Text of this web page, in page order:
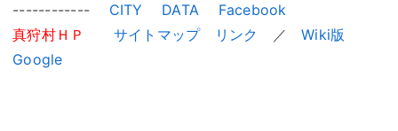
------------ CITY DATA
Facebook
真狩村ＨＰ
サイトマップ リンク ／ Wiki版
Google